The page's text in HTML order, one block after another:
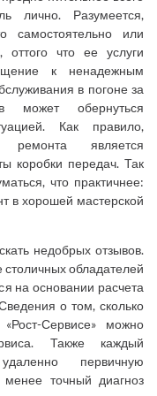
лично. Разумеется,
самостоятельно или
что ее услуги
к ненадежным
в погоне за
может обернуться
Как правило,
ремонта является
коробки передач. Так
что практичнее:
в хорошей мастерской
недобрых отзывов.
обладателей
на основании расчета
о том, сколько
Сервисе» можно
Также каждый
первичную
точный диагноз